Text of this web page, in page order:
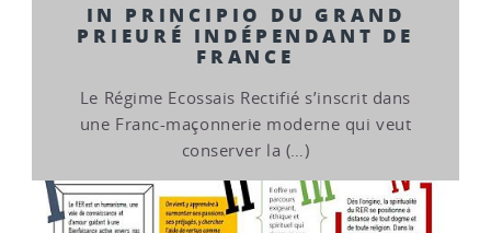
IN PRINCIPIO DU GRAND
PRIEURÉ INDÉPENDANT DE
FRANCE
Le Régime Ecossais Rectifié s’inscrit dans
une Franc-maçonnerie moderne qui veut
conserver la (…)